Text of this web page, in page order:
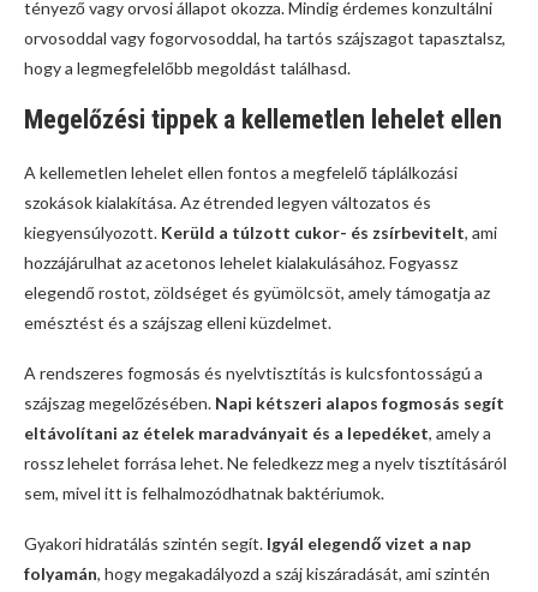
tényező vagy orvosi állapot okozza. Mindig érdemes konzultálni
orvosoddal vagy fogorvosoddal, ha tartós szájszagot tapasztalsz,
hogy a legmegfelelőbb megoldást találhasd.
Megelőzési tippek a kellemetlen lehelet ellen
A kellemetlen lehelet ellen fontos a megfelelő táplálkozási
szokások kialakítása. Az étrended legyen változatos és
kiegyensúlyozott. Kerüld a túlzott cukor- és zsírbevitelt, ami
hozzájárulhat az acetonos lehelet kialakulásához. Fogyassz
elegendő rostot, zöldséget és gyümölcsöt, amely támogatja az
emésztést és a szájszag elleni küzdelmet.
A rendszeres fogmosás és nyelvtisztítás is kulcsfontosságú a
szájszag megelőzésében. Napi kétszeri alapos fogmosás segít
eltávolítani az ételek maradványait és a lepedéket, amely a
rossz lehelet forrása lehet. Ne feledkezz meg a nyelv tisztításáról
sem, mivel itt is felhalmozódhatnak baktériumok.
Gyakori hidratálás szintén segít. Igyál elegendő vizet a nap
folyamán, hogy megakadályozd a száj kiszáradását, ami szintén